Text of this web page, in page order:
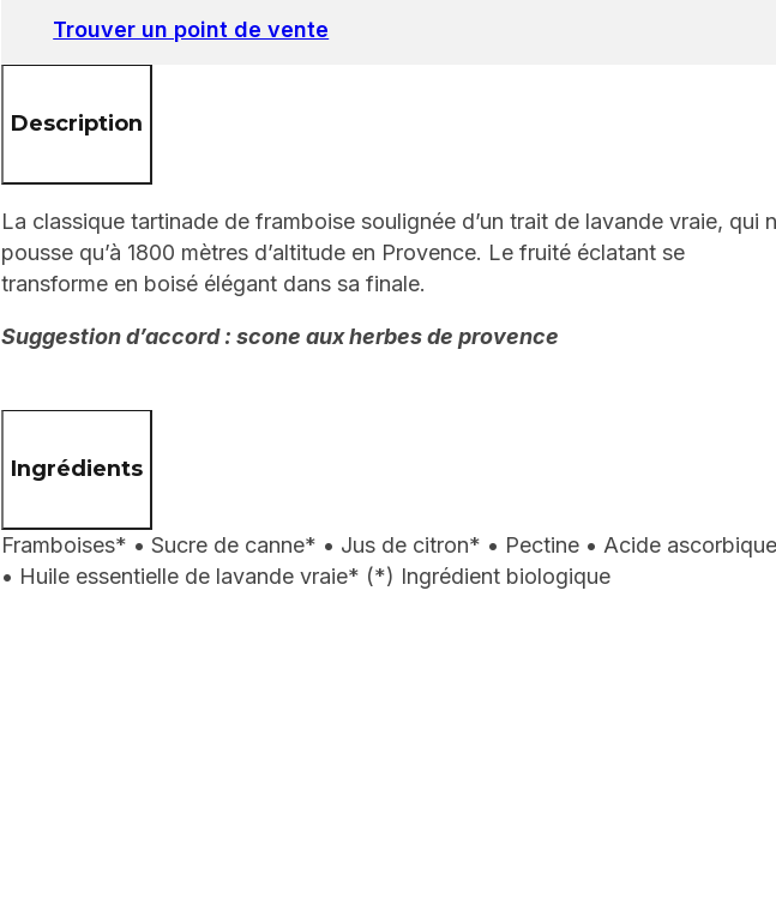
Trouver un point de vente
Description
La classique tartinade de framboise soulignée d’un trait de lavande vraie, qui
pousse qu’à 1800 mètres d’altitude en Provence. Le fruité éclatant se
transforme en boisé élégant dans sa finale.
Suggestion d’accord : scone aux herbes de provence
Ingrédients
Framboises* • Sucre de canne* • Jus de citron* • Pectine • Acide ascorbique
• Huile essentielle de lavande vraie* (*) Ingrédient biologique